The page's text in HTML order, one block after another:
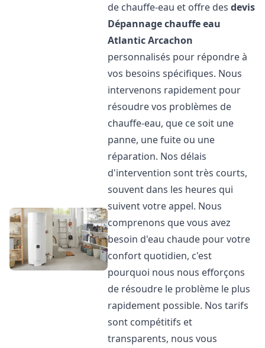
de chauffe-eau et offre desdevis
Dépannage chauffe eau
AtlanticArcachon
personnalisés pour répondre à
vos besoins spécifiques. Nous
intervenons rapidement pour
résoudre vos problèmes de
chauffe-eau, que ce soit une
panne, une fuite ou une
réparation. Nos délais
d'intervention sont très courts,
souvent dans les heures qui
suivent votre appel. Nous
comprenons que vous avez
besoin d'eau chaude pour votre
confort quotidien, c'est
pourquoi nous nous efforçons
de résoudre le problème le plus
rapidement possible. Nos tarifs
sont compétitifs et
transparents, nous vous